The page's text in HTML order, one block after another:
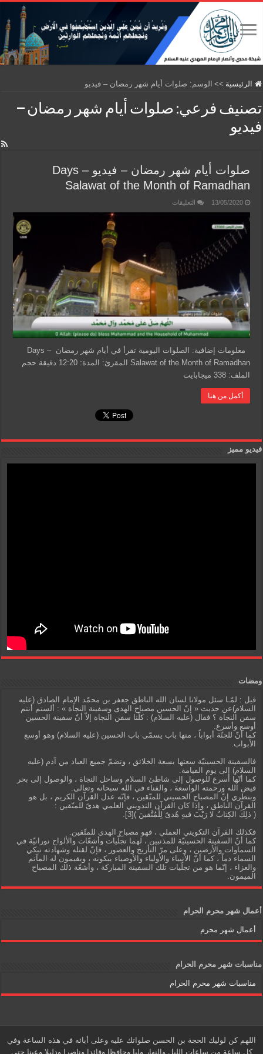
الرئيسية >> الوسم: صلوات أيام شهر رمضان – فيديو
تصنيف فرعي: صلوات أيام شهر رمضان –
فيديو
صلوات أيام شهر رمضان – فيديو – Days
Salawat of the Month of Ramadhan
13/05/2020 التعليقات
Days
Salawat
the
Month
of
Ramadhan
معلومات إضافية: الصلوات اليومية تقرأ في أيام شهر رمضان – Days
Salawat of the Month of Ramadhan المقرئ: المدة: 12:20 دقيقة حجم
الملف: 338 ميجابايت
أكمل من هنا
فيديو مميز
ومضات
قيل : لمّـا سئل مولانا لسان الله الناطق جعفر بن محمّد الإمام الصادق (عليه
السلام)عن حديث « إنّ الحسين مصباح الهدى وسفينة النجاة » : ألستم أنتم
سفن النجاة ؟ فقال (عليه السلام) : كلّنا سفن النجاة إلاّ أنّ سفينة الحسين
أوسع وأسرع.
كما أنّ للجنّة أبواباً ، منها باب يسمّى باب الحسين (عليه السلام) وهو أوسع
الأبواب.
فالسفينة الحسينيّة سعتها بسعة الخلائق ، وتضمّ جميع العباد من آدم (عليه
السلام) إلى يوم القيامة.
كما أنّها أسرع للوصول إلى شاطئ السلام وساحل النجاة ، والوصول إلى بحر
فيض الله ورحمته الواسعة ، والفناء في الله سبحانه وتعالى.
وبنظري إنّ المصباح الحسيني للمتّقين ، فإنّه عدل القرآن الكريم ، بل هو
القرآن الناطق ، وإذا كان القرآن التدويني العلمي هدىً للمتّقين :
( ذلِكَ الكِتابُ لا رَيْبَ فيهِ هُدىً لِلْمُتَّقينَ )[3].
فكذلك القرآن التكويني العملي ، فهو مصباح الهدى للمتّقين.
كما أنّ السفينة الحسينيّة للمذنبين ، لهما تجلّيات وأشعّات والألواح نورانيّة في
السماوات والأرضين ، وعلى مرّ التأريخ والعصور ، فإنّ لقتله وشهادته تبكي
السماء دماً ، كما أنّ الأنبياء والأولياء والأوصياء يبكونه ، ويقيمون له المآتم
والعزاء ، إنّما هو من تجلّيات تلك السفينة المباركة ، وأشعّة ذلك المصباح
الميمون.
أعمال شهر محرم الحرام
أعمال شهر محرم
مناسبات شهر محرم الحرام
مناسبات شهر محرم الحرام
اللهم كن لوليك الحجة بن الحسن صلواتك عليه وعلى أبائه في هذه الساعة وفي
كل ساعة من ساعات الليل والنهار وليا وحافظا وقائدا وناصرا ودليلا وعينا حتى